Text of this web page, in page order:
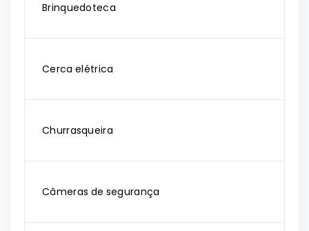
Brinquedoteca
Cerca elétrica
Churrasqueira
Câmeras de segurança